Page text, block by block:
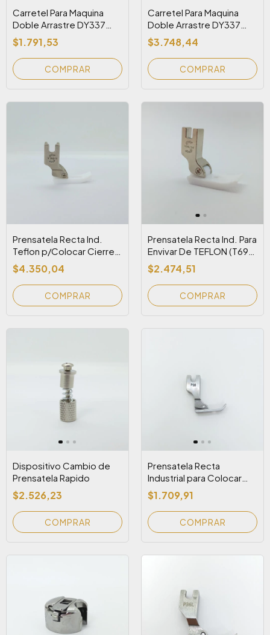
Carretel Para Maquina
Doble Arrastre DY337
Hierro Ranurado
$1.791,53
Carretel Para Maquina
Doble Arrastre DY337
Aluminio Liso
$3.748,44
Prensatela Recta Ind.
Teflon p/Colocar Cierre
Ambos Lados T363 (T-
363-RI-CH)
$4.350,04
Prensatela Recta Ind. Para
Envivar De TEFLON (T69L
1/4 )
$2.474,51
Dispositivo Cambio de
Prensatela Rapido
$2.526,23
Prensatela Recta
Industrial para Colocar
Cierre Lado Derecho
(Mod P36)
$1.709,91